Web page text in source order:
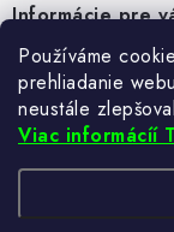
Používáme
prehliadanie
neustále
Viac informácíí
pInformácie pre
Kontakt
Hodnotenie obchodu
Blogy
Ako si vybrať
21.5.2024
Zabezpečte si
Facebook